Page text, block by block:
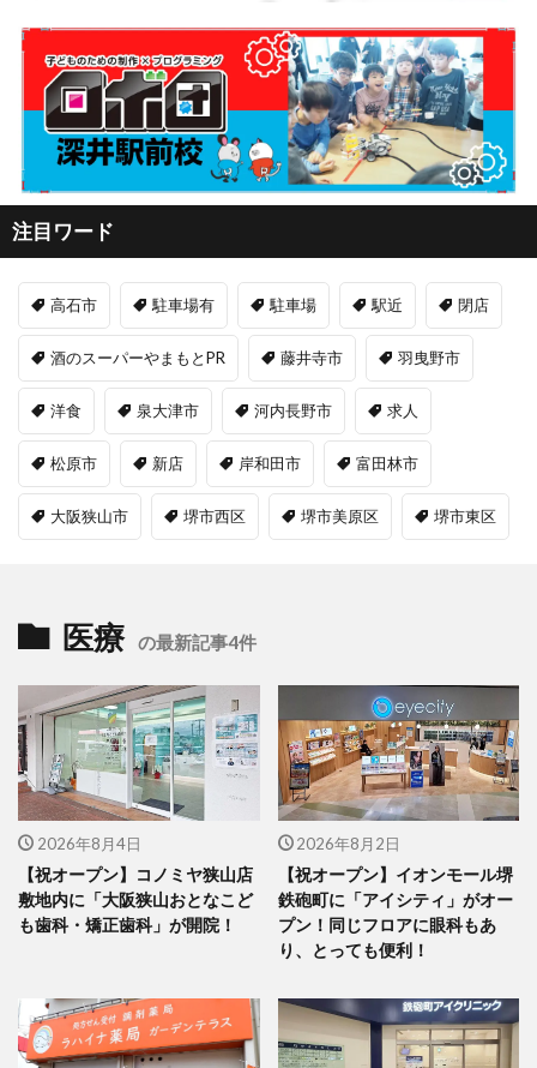
注目ワード
高石市 駐車場有 駐車場 駅近 閉店
酒のスーパーやまもとPR 藤井寺市 羽曳野市
洋食 泉大津市 河内長野市 求人
松原市 新店 岸和田市 富田林市
大阪狭山市 堺市西区 堺市美原区 堺市東区
医療 の最新記事4件
2026年8月4日
【祝オープン】コノミヤ狭山店
敷地内に「大阪狭山おとなこど
も歯科・矯正歯科」が開院！
2026年8月2日
【祝オープン】イオンモール堺
鉄砲町に「アイシティ」がオー
プン！同じフロアに眼科もあ
り、とっても便利！